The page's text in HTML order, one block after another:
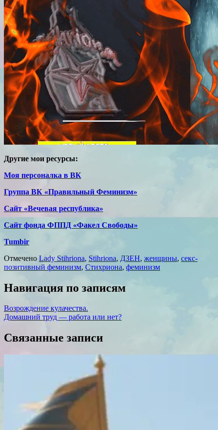
Другие мои ресурсы:
Моя персоналка в ВК
Группа ВК «Правильный Феминизм»
Сайт «Вечевая республика»
Сайт фонда ФППД «Факел Свободы»
Tumbir
Отмечено Lady Stihriona, Stihriona, ДЗЕН, женщины, секс-
позитивный феминизм, Стихриона, феминизм
Навигация по записям
Возрождение кулачества.
Домашний труд — работа или нет?
Связанные записи